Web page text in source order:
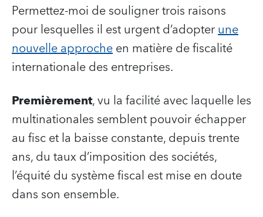
Permettez-moi de souligner trois raisons
pour lesquelles il est urgent d’adopterune
nouvelle approcheen matière de fiscalité
internationale des entreprises.
Premièrement, vu la facilité avec laquelle les
multinationales semblent pouvoir échapper
au fisc et la baisse constante, depuis trente
ans, du taux d’imposition des sociétés,
l’équité du système fiscal est mise en doute
dans son ensemble.